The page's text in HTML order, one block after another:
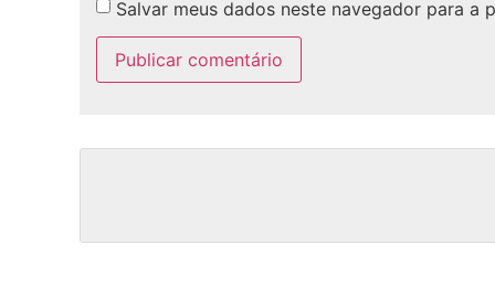
Salvar meus dados neste navegador para a